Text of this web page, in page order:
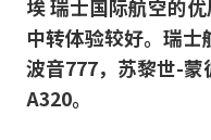
埃 瑞士国际航空的
中转体验较好。瑞
波音777，苏黎世-
A320。